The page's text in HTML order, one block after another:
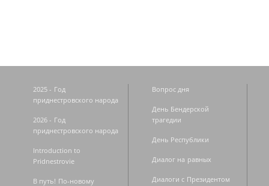
2025 - Год
приднестровского народа
2026 - Год
приднестровского народа
Introduction to
Pridnestrovie
В путь! По-новому
Вопрос дня
День Бендерской
трагедии
День Республики
Диалог на равных
Диалоги с Президентом